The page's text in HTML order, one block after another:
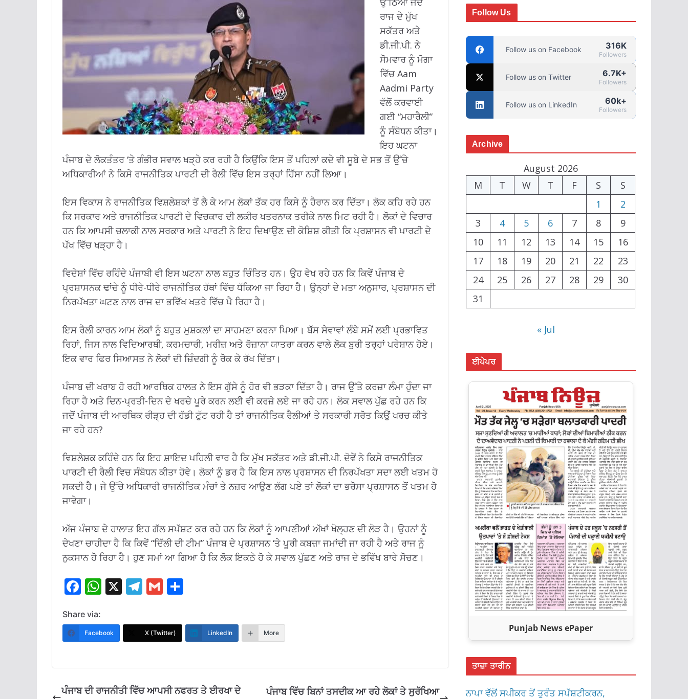
ਰਾਜ ਦੇ ਮੁੱਖ
ਸਕੱਤਰ ਅਤੇ
ਡੀ.ਜੀ.ਪੀ. ਨੇ
ਸੋਮਵਾਰ ਨੂੰ ਮੋਗਾ
ਵਿੱਚ Aam
Aadmi Party
ਵੱਲੋਂ ਕਰਵਾਈ
ਗਈ “ਮਹਾਰੈਲੀ”
ਨੂੰ ਸੰਬੋਧਨ ਕੀਤਾ।
ਇਹ ਘਟਨਾ
ਪੰਜਾਬ ਦੇ ਲੋਕਤੰਤਰ ‘ਤੇ ਗੰਭੀਰ ਸਵਾਲ ਖੜ੍ਹੇ ਕਰ ਰਹੀ ਹੈ ਕਿਉਂਕਿ ਇਸ ਤੋਂ ਪਹਿਲਾਂ ਕਦੇ ਵੀ ਸੂਬੇ ਦੇ ਸਭ ਤੋਂ ਉੱਚੇ
ਅਧਿਕਾਰੀਆਂ ਨੇ ਕਿਸੇ ਰਾਜਨੀਤਿਕ ਪਾਰਟੀ ਦੀ ਰੈਲੀ ਵਿੱਚ ਇਸ ਤਰ੍ਹਾਂ ਹਿੱਸਾ ਨਹੀਂ ਲਿਆ।
ਇਸ ਵਿਕਾਸ ਨੇ ਰਾਜਨੀਤਿਕ ਵਿਸ਼ਲੇਸ਼ਕਾਂ ਤੋਂ ਲੈ ਕੇ ਆਮ ਲੋਕਾਂ ਤੱਕ ਹਰ ਕਿਸੇ ਨੂੰ ਹੈਰਾਨ ਕਰ ਦਿੱਤਾ। ਲੋਕ ਕਹਿ ਰਹੇ ਹਨ
ਕਿ ਸਰਕਾਰ ਅਤੇ ਰਾਜਨੀਤਿਕ ਪਾਰਟੀ ਦੇ ਵਿਚਕਾਰ ਦੀ ਲਕੀਰ ਖਤਰਨਾਕ ਤਰੀਕੇ ਨਾਲ ਮਿਟ ਰਹੀ ਹੈ। ਲੋਕਾਂ ਦੇ ਵਿਚਾਰ
ਹਨ ਕਿ ਆਪਸੀ ਚਲਾਕੀ ਨਾਲ ਸਰਕਾਰ ਅਤੇ ਪਾਰਟੀ ਨੇ ਇਹ ਦਿਖਾਉਣ ਦੀ ਕੋਸ਼ਿਸ਼ ਕੀਤੀ ਕਿ ਪ੍ਰਸ਼ਾਸਨ ਵੀ ਪਾਰਟੀ ਦੇ
ਪੱਖ ਵਿੱਚ ਖੜ੍ਹਾ ਹੈ।
ਵਿਦੇਸ਼ਾਂ ਵਿੱਚ ਰਹਿੰਦੇ ਪੰਜਾਬੀ ਵੀ ਇਸ ਘਟਨਾ ਨਾਲ ਬਹੁਤ ਚਿੰਤਿਤ ਹਨ। ਉਹ ਵੇਖ ਰਹੇ ਹਨ ਕਿ ਕਿਵੇਂ ਪੰਜਾਬ ਦੇ
ਪ੍ਰਸ਼ਾਸਨਕ ਢਾਂਚੇ ਨੂੰ ਧੀਰੇ-ਧੀਰੇ ਰਾਜਨੀਤਿਕ ਹੱਥਾਂ ਵਿੱਚ ਧੱਕਿਆ ਜਾ ਰਿਹਾ ਹੈ। ਉਨ੍ਹਾਂ ਦੇ ਮਤਾ ਅਨੁਸਾਰ, ਪ੍ਰਸ਼ਾਸਨ ਦੀ
ਨਿਰਪੱਖਤਾ ਘਟਣ ਨਾਲ ਰਾਜ ਦਾ ਭਵਿੱਖ ਖਤਰੇ ਵਿੱਚ ਪੈ ਰਿਹਾ ਹੈ।
ਇਸ ਰੈਲੀ ਕਾਰਨ ਆਮ ਲੋਕਾਂ ਨੂੰ ਬਹੁਤ ਮੁਸ਼ਕਲਾਂ ਦਾ ਸਾਹਮਣਾ ਕਰਨਾ ਪਿਆ। ਬੱਸ ਸੇਵਾਵਾਂ ਲੰਬੇ ਸਮੇਂ ਲਈ ਪ੍ਰਭਾਵਿਤ
ਰਿਹਾਂ, ਜਿਸ ਨਾਲ ਵਿਦਿਆਰਥੀ, ਕਰਮਚਾਰੀ, ਮਰੀਜ਼ ਅਤੇ ਰੋਜ਼ਾਨਾ ਯਾਤਰਾ ਕਰਨ ਵਾਲੇ ਲੋਕ ਬੁਰੀ ਤਰ੍ਹਾਂ ਪਰੇਸ਼ਾਨ ਹੋਏ।
ਇਕ ਵਾਰ ਫਿਰ ਸਿਆਸਤ ਨੇ ਲੋਕਾਂ ਦੀ ਜ਼ਿੰਦਗੀ ਨੂੰ ਰੋਕ ਕੇ ਰੱਖ ਦਿੱਤਾ।
ਪੰਜਾਬ ਦੀ ਖਰਾਬ ਹੋ ਰਹੀ ਆਰਥਿਕ ਹਾਲਤ ਨੇ ਇਸ ਗੁੱਸੇ ਨੂੰ ਹੋਰ ਵੀ ਭੜਕਾ ਦਿੱਤਾ ਹੈ। ਰਾਜ ਉੱਤੇ ਕਰਜ਼ਾ ਲੰਮਾ ਹੁੰਦਾ ਜਾ
ਰਿਹਾ ਹੈ ਅਤੇ ਦਿਨ-ਪ੍ਰਤੀ-ਦਿਨ ਦੇ ਖਰਚੇ ਪੂਰੇ ਕਰਨ ਲਈ ਵੀ ਕਰਜ਼ੇ ਲਏ ਜਾ ਰਹੇ ਹਨ। ਲੋਕ ਸਵਾਲ ਪੁੱਛ ਰਹੇ ਹਨ ਕਿ
ਜਦੋਂ ਪੰਜਾਬ ਦੀ ਆਰਥਿਕ ਰੀੜ੍ਹ ਦੀ ਹੱਡੀ ਟੁੱਟ ਰਹੀ ਹੈ ਤਾਂ ਰਾਜਨੀਤਿਕ ਰੈਲੀਆਂ ਤੇ ਸਰਕਾਰੀ ਸਰੋਤ ਕਿਉਂ ਖਰਚ ਕੀਤੇ
ਜਾ ਰਹੇ ਹਨ?
ਵਿਸ਼ਲੇਸ਼ਕ ਕਹਿੰਦੇ ਹਨ ਕਿ ਇਹ ਸ਼ਾਇਦ ਪਹਿਲੀ ਵਾਰ ਹੈ ਕਿ ਮੁੱਖ ਸਕੱਤਰ ਅਤੇ ਡੀ.ਜੀ.ਪੀ. ਦੋਵੇਂ ਨੇ ਕਿਸੇ ਰਾਜਨੀਤਿਕ
ਪਾਰਟੀ ਦੀ ਰੈਲੀ ਵਿਚ ਸੰਬੋਧਨ ਕੀਤਾ ਹੋਵੇ। ਲੋਕਾਂ ਨੂੰ ਡਰ ਹੈ ਕਿ ਇਸ ਨਾਲ ਪ੍ਰਸ਼ਾਸਨ ਦੀ ਨਿਰਪੱਖਤਾ ਸਦਾ ਲਈ ਖਤਮ ਹੋ
ਸਕਦੀ ਹੈ। ਜੇ ਉੱਚੇ ਅਧਿਕਾਰੀ ਰਾਜਨੀਤਿਕ ਮੰਚਾਂ ਤੇ ਨਜ਼ਰ ਆਉਣ ਲੱਗ ਪਏ ਤਾਂ ਲੋਕਾਂ ਦਾ ਭਰੋਸਾ ਪ੍ਰਸ਼ਾਸਨ ਤੋਂ ਖਤਮ ਹੋ
ਜਾਵੇਗਾ।
ਅੱਜ ਪੰਜਾਬ ਦੇ ਹਾਲਾਤ ਇਹ ਗੱਲ ਸਪੱਸ਼ਟ ਕਰ ਰਹੇ ਹਨ ਕਿ ਲੋਕਾਂ ਨੂੰ ਆਪਣੀਆਂ ਅੱਖਾਂ ਖੋਲ੍ਹਣ ਦੀ ਲੋੜ ਹੈ। ਉਹਨਾਂ ਨੂੰ
ਦੇਖਣਾ ਚਾਹੀਦਾ ਹੈ ਕਿ ਕਿਵੇਂ “ਦਿੱਲੀ ਦੀ ਟੀਮ” ਪੰਜਾਬ ਦੇ ਪ੍ਰਸ਼ਾਸਨ ‘ਤੇ ਪੂਰੀ ਕਬਜ਼ਾ ਜਮਾਂਦੀ ਜਾ ਰਹੀ ਹੈ ਅਤੇ ਰਾਜ ਨੂੰ
ਨੁਕਸਾਨ ਹੋ ਰਿਹਾ ਹੈ। ਹੁਣ ਸਮਾਂ ਆ ਗਿਆ ਹੈ ਕਿ ਲੋਕ ਇਕਠੇ ਹੋ ਕੇ ਸਵਾਲ ਪੁੱਛਣ ਅਤੇ ਰਾਜ ਦੇ ਭਵਿੱਖ ਬਾਰੇ ਸੋਚਣ।
F
e
b
k
W
at
s
p
X T
e
gr
G
ai
l
ar
e
Share via:
Facebook X (Twitter) LinkedIn More
ਪੰਜਾਬ ਦੀ ਰਾਜਨੀਤੀ ਵਿੱਚ ਆਪਸੀ ਨਫਰਤ ਤੇ ਈਰਖਾ ਦੇ
ਪੰਜਾਬ ਵਿੱਚ ਬਿਨਾਂ ਤਸਦੀਕ ਆ ਰਹੇ ਲੋਕਾਂ ਤੇ ਸੁਰੱਖਿਆ
Follow Us
Follow us on Facebook 316K
Followers
Follow us on Twitter 6.7K+
Followers
Follow us on LinkedIn 60k+
Followers
Archive
August 2026
M
T W T F S
S
1
2
3
4 5 6 7 8
9
10
11 12 13 14 15
16
17
18 19 20 21 22
23
24
25 26 27 28 29
30
31
« Jul
ਈਪੇਪਰ
Punjab News ePaper
ਤਾਜ਼ਾ ਤਾਰੀਨ
ਨਾਪਾ ਵੱਲੋਂ ਸਪੀਕਰ ਤੋਂ ਤੁਰੰਤ ਸਪੱਸ਼ਟੀਕਰਨ,